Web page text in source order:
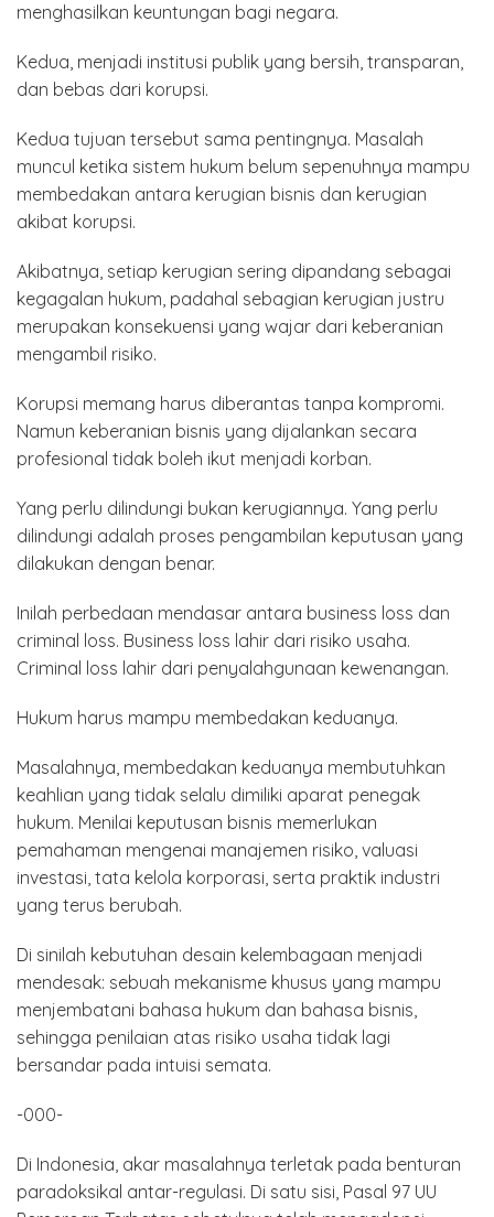
menghasilkan keuntungan bagi negara.
Kedua, menjadi institusi publik yang bersih, transparan,
dan bebas dari korupsi.
Kedua tujuan tersebut sama pentingnya. Masalah
muncul ketika sistem hukum belum sepenuhnya mampu
membedakan antara kerugian bisnis dan kerugian
akibat korupsi.
Akibatnya, setiap kerugian sering dipandang sebagai
kegagalan hukum, padahal sebagian kerugian justru
merupakan konsekuensi yang wajar dari keberanian
mengambil risiko.
Korupsi memang harus diberantas tanpa kompromi.
Namun keberanian bisnis yang dijalankan secara
profesional tidak boleh ikut menjadi korban.
Yang perlu dilindungi bukan kerugiannya. Yang perlu
dilindungi adalah proses pengambilan keputusan yang
dilakukan dengan benar.
Inilah perbedaan mendasar antara business loss dan
criminal loss. Business loss lahir dari risiko usaha.
Criminal loss lahir dari penyalahgunaan kewenangan.
Hukum harus mampu membedakan keduanya.
Masalahnya, membedakan keduanya membutuhkan
keahlian yang tidak selalu dimiliki aparat penegak
hukum. Menilai keputusan bisnis memerlukan
pemahaman mengenai manajemen risiko, valuasi
investasi, tata kelola korporasi, serta praktik industri
yang terus berubah.
Di sinilah kebutuhan desain kelembagaan menjadi
mendesak: sebuah mekanisme khusus yang mampu
menjembatani bahasa hukum dan bahasa bisnis,
sehingga penilaian atas risiko usaha tidak lagi
bersandar pada intuisi semata.
-000-
Di Indonesia, akar masalahnya terletak pada benturan
paradoksikal antar-regulasi. Di satu sisi, Pasal 97 UU